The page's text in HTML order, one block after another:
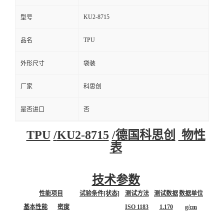
型号 KU2-8715
品名 TPU
外形尺寸 袋装
厂家 科思创
是否进口 否
TPU /KU2-8715 /德国科思创
物性
表
技术参数
性能项目 试验条件[状态] 测试方法 测试数据数据单位
基本性能
密度 ISO 1183 1.170 g/cm